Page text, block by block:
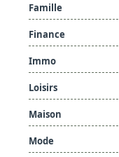
Famille
Finance
Immo
Loisirs
Maison
Mode